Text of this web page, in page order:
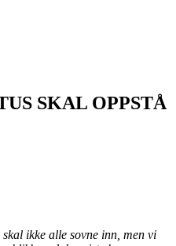
SKAL OPPSTÅ
ikke alle sovne inn, men vi